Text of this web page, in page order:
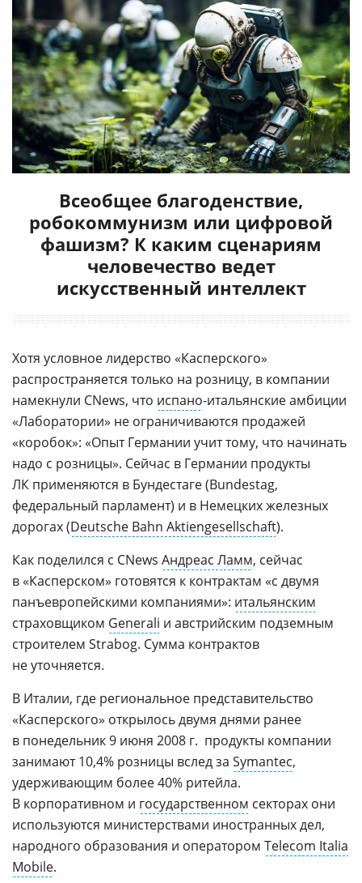
Всеобщее благоденствие,
робокоммунизм или цифровой
фашизм? К каким сценариям
человечество ведет
искусственный интеллект
Хотя условное лидерство «Касперского»
распространяется только на розницу, в компании
намекнули CNews, что испано-итальянскиеамбиции
«Лаборатории» не ограничиваются продажей
«коробок»: «Опыт Германии учит тому, что начинать
надо с розницы». Сейчас в Германии продукты
ЛК применяются в Бундестаге (Bundestag,
федеральный парламент) и в Немецких железных
дорогах (Deutsche Bahn Aktiengesellschaft).
Как поделился с CNews Андреас Ламм, сейчас
в «Касперском» готовятся к контрактам «с двумя
панъевропейскими компаниями»: итальянским
страховщиком Generali и австрийским подземным
строителем Strabog. Сумма контрактов
не уточняется.
В Италии, где региональное представительство
«Касперского» открылось двумя днями ранее 
в понедельник 9 июня 2008 г.  продукты компании
занимают 10,4% розницы вслед за Symantec,
удерживающим более 40% ритейла.
В корпоративном и государственном секторах они
используются министерствами иностранных дел,
народного образования и оператором Telecom Italia
Mobile.